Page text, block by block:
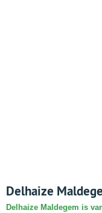
Delhaize
Delhaize Maldegem is